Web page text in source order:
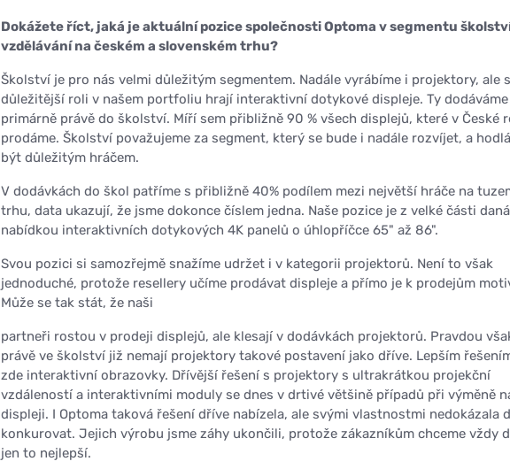
Dokážete říct, jaká je aktuální pozice společnosti Optoma v segmentu
vzdělávání na českém a slovenském trhu?
Školství je pro nás velmi důležitým segmentem. Nadále vyrábíme i projektory, ale
důležitější roli v našem portfoliu hrají interaktivní dotykové displeje. Ty dodáváme
primárně právě do školství. Míří sem přibližně 90 % všech displejů, které v České
prodáme. Školství považujeme za segment, který se bude i nadále rozvíjet, a
být důležitým hráčem.
V dodávkách do škol patříme s přibližně 40% podílem mezi největší hráče na
trhu, data ukazují, že jsme dokonce číslem jedna. Naše pozice je z velké části daná
nabídkou interaktivních dotykových 4K panelů o úhlopříčce 65" až 86".
Svou pozici si samozřejmě snažíme udržet i v kategorii projektorů. Není to však
jednoduché, protože resellery učíme prodávat displeje a přímo je k prodejům
Může se tak stát, že naši
partneři rostou v prodeji displejů, ale klesají v dodávkách projektorů. Pravdou
právě ve školství již nemají projektory takové postavení jako dříve. Lepším
zde interaktivní obrazovky. Dřívější řešení s projektory s ultrakrátkou projekční
vzdáleností a interaktivními moduly se dnes v drtivé většině případů při výměně
displeji. I Optoma taková řešení dříve nabízela, ale svými vlastnostmi nedokázala
konkurovat. Jejich výrobu jsme záhy ukončili, protože zákazníkům chceme vždy
jen to nejlepší.